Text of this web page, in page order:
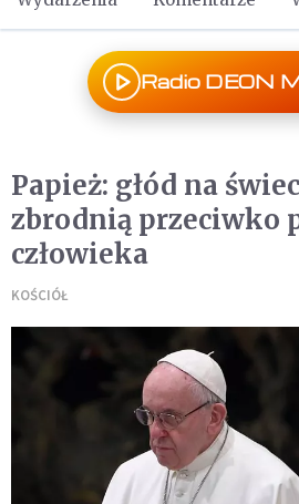
Radio DEON
Papież: głód na
zbrodnią przeciwko
człowieka
KOŚCIÓŁ